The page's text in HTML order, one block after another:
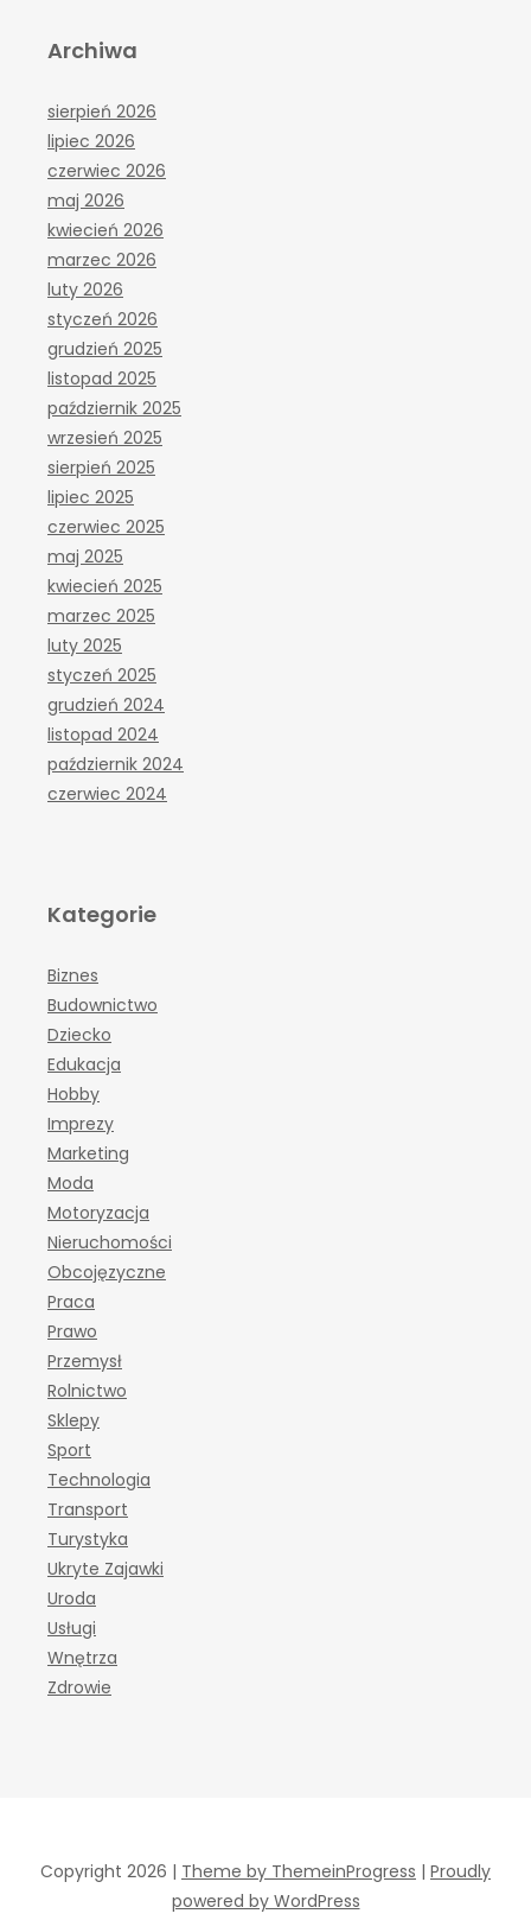
Archiwa
sierpień 2026
lipiec 2026
czerwiec 2026
maj 2026
kwiecień 2026
marzec 2026
luty 2026
styczeń 2026
grudzień 2025
listopad 2025
październik 2025
wrzesień 2025
sierpień 2025
lipiec 2025
czerwiec 2025
maj 2025
kwiecień 2025
marzec 2025
luty 2025
styczeń 2025
grudzień 2024
listopad 2024
październik 2024
czerwiec 2024
Kategorie
Biznes
Budownictwo
Dziecko
Edukacja
Hobby
Imprezy
Marketing
Moda
Motoryzacja
Nieruchomości
Obcojęzyczne
Praca
Prawo
Przemysł
Rolnictwo
Sklepy
Sport
Technologia
Transport
Turystyka
Ukryte Zajawki
Uroda
Usługi
Wnętrza
Zdrowie
Copyright 2026 | Theme by ThemeinProgress | Proudly
powered by WordPress